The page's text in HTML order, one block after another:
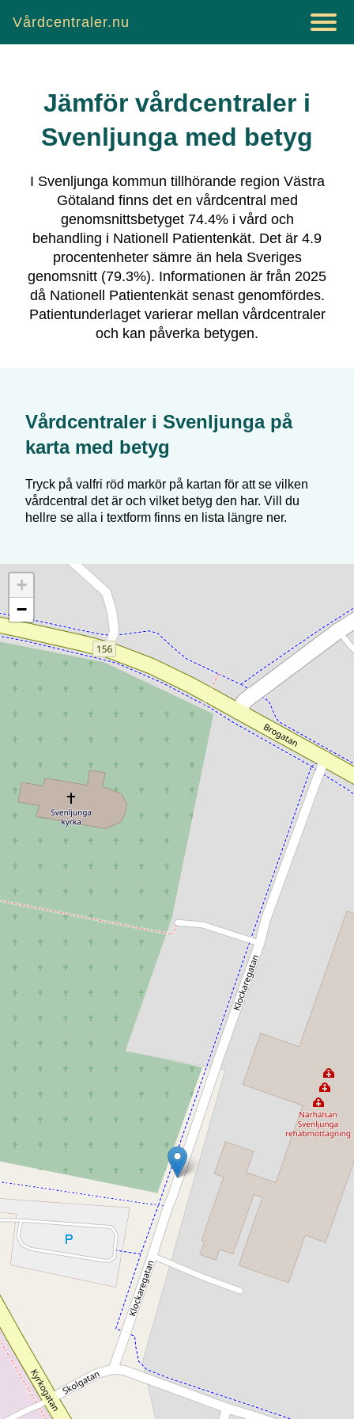
Vårdcentraler.nu
Jämför vårdcentraler i
Svenljunga med betyg
I Svenljungakommun tillhörande region Västra
Götaland finns det en vårdcentral med
genomsnittsbetyget 74.4% i vård och
behandling i Nationell Patientenkät. Det är 4.9
procentenheter sämre än hela Sveriges
genomsnitt (79.3%). Informationen är från 2025
då Nationell Patientenkät senast genomfördes.
Patientunderlaget varierar mellan vårdcentraler
och kan påverka betygen.
Vårdcentraler i Svenljungapå
karta med betyg
Tryck på valfri röd markör på kartan för att se vilken
vårdcentral det är och vilket betyg den har. Vill du
hellre se alla i textform finns en lista längre ner.
+
−